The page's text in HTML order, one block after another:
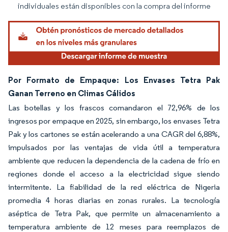
individuales están disponibles con la compra del informe
Por Formato de Empaque: Los Envases Tetra Pak
Ganan Terreno en Climas Cálidos
Las botellas y los frascos comandaron el 72,96% de los
ingresos por empaque en 2025, sin embargo, los envases Tetra
Pak y los cartones se están acelerando a una CAGR del 6,88%,
impulsados por las ventajas de vida útil a temperatura
ambiente que reducen la dependencia de la cadena de frío en
regiones donde el acceso a la electricidad sigue siendo
intermitente. La fiabilidad de la red eléctrica de Nigeria
promedia 4 horas diarias en zonas rurales. La tecnología
aséptica de Tetra Pak, que permite un almacenamiento a
temperatura ambiente de 12 meses para reemplazos de